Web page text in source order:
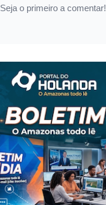
Seja o primeiro a comentar!